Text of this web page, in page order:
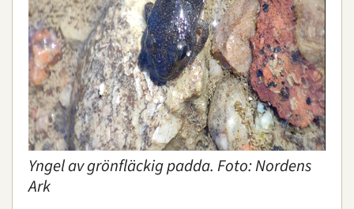
Yngel av grönfläckig padda. Foto: Nordens
Ark